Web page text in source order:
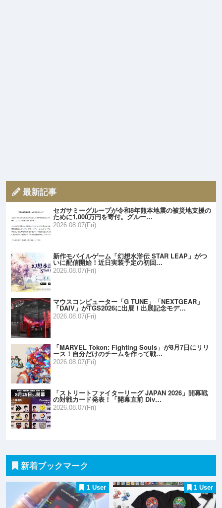
最新記事
セガサミーグループが令和8年熊本地震の被災地支援の
ために1,000万円を寄付。グルー…
2026.08.07(Fri)
新作モバイルゲーム「幻想水滸伝 STAR LEAP」がつ
いに配信開始！近日実装予定の初回…
2026.08.07(Fri)
マウスコンピューター「G TUNE」「NEXTGEAR」
「DAIV」がTGS2026に出展！出展記念モデ…
2026.08.07(Fri)
「MARVEL Tōkon: Fighting Souls」が8月7日にリリ
ース！自分だけのチームを作って戦…
2026.08.07(Fri)
「ストリートファイターリーグ JAPAN 2026」開幕戦
の対戦カード発表！「開幕直前 Div…
2026.08.07(Fri)
新着ブックマーク
1 User 1 User